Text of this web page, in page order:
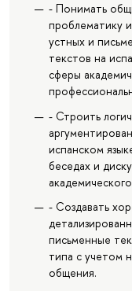
- Понимать
проблематику
устных и
текстов на
сферы
- Строить
испанском
беседах и
- Создавать
письменные
типа с учетом
общения.